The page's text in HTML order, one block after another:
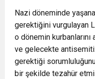
Nazi döneminde
gerektiğini vurgulayan
o dönemin
ve gelecekte
gerektiği
bir şekilde tezahür